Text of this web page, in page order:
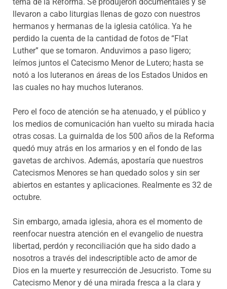
llevaron a cabo liturgias llenas de gozo con nuestros
hermanos y hermanas de la iglesia católica. Ya he
perdido la cuenta de la cantidad de fotos de “Flat
Luther” que se tomaron. Anduvimos a paso ligero;
leímos juntos el Catecismo Menor de Lutero; hasta se
notó a los luteranos en áreas de los Estados Unidos en
las cuales no hay muchos luteranos.
Pero el foco de atención se ha atenuado, y el público y
los medios de comunicación han vuelto su mirada hacia
otras cosas. La guirnalda de los 500 años de la Reforma
quedó muy atrás en los armarios y en el fondo de las
gavetas de archivos. Además, apostaría que nuestros
Catecismos Menores se han quedado solos y sin ser
abiertos en estantes y aplicaciones. Realmente es 32 de
octubre.
Sin embargo, amada iglesia, ahora es el momento de
reenfocar nuestra atención en el evangelio de nuestra
libertad, perdón y reconciliación que ha sido dado a
nosotros a través del indescriptible acto de amor de
Dios en la muerte y resurrección de Jesucristo. Tome su
Catecismo Menor y dé una mirada fresca a la clara y